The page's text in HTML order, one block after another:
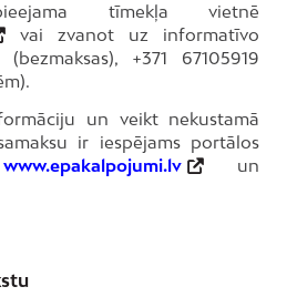
tīmekļa vietnē
vai zvanot uz informatīvo
+371 67105919
un veikt nekustamā
ir iespējams portālos
www.epakalpojumi.lv
un